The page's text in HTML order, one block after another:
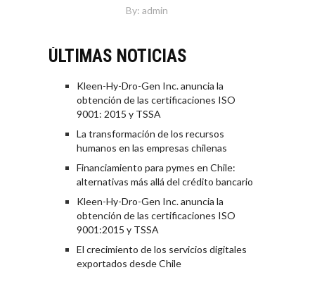
By: admin
ÚLTIMAS NOTICIAS
Kleen-Hy-Dro-Gen Inc. anuncia la
obtención de las certificaciones ISO
9001: 2015 y TSSA
La transformación de los recursos
humanos en las empresas chilenas
Financiamiento para pymes en Chile:
alternativas más allá del crédito bancario
Kleen-Hy-Dro-Gen Inc. anuncia la
obtención de las certificaciones ISO
9001:2015 y TSSA
El crecimiento de los servicios digitales
exportados desde Chile